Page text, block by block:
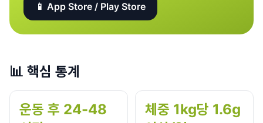
📱 App Store / Play Store
📊 핵심 통계
운동 후 24-48
체중 1kg당 1.6g